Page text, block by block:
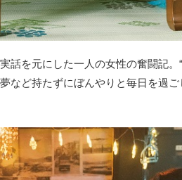
を元にした一人の女性の奮闘記。
など持たずにぼんやりと毎日を過ご